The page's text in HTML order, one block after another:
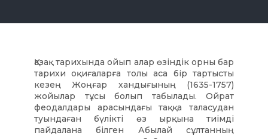
Қазақ тарихында ойып алар өзіндік орны бар
тарихи оқиғаларға толы аса бір тартысты
кезең Жоңғар хандығының (1635-1757)
жойылар тұсы болып табылады. Ойрат
феодалдары арасындағы таққа таласудан
туындаған бүлікті өз ырқына тиімді
пайдалана білген Абылай сұлтанның